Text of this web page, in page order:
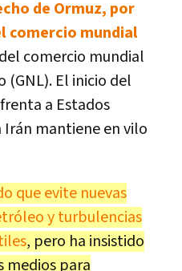
de Ormuz, por
comercio mundial
comercio mundial
(GNL). El inicio del
a Estados
Irán mantiene en vilo
que evite nuevas
y turbulencias
, pero ha insistido
medios para